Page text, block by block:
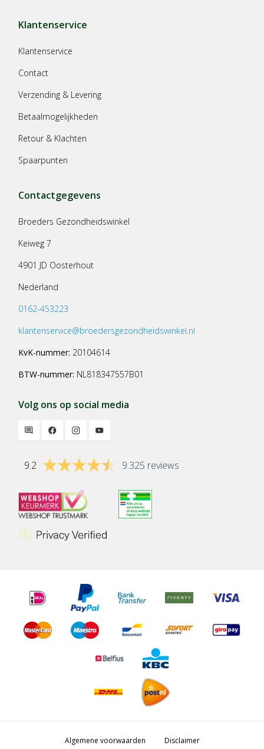
Klantenservice
Klantenservice
Contact
Verzending & Levering
Betaalmogelijkheden
Retour & Klachten
Spaarpunten
Contactgegevens
Broeders Gezondheidswinkel
Keiweg 7
4901 JD Oosterhout
Nederland
0162-453223
klantenservice@broedersgezondheidswinkel.nl
KvK-nummer: 20104614
BTW-nummer: NL818347557B01
Volg ons op social media
9.2 9.325 reviews
Algemene voorwaarden Disclaimer